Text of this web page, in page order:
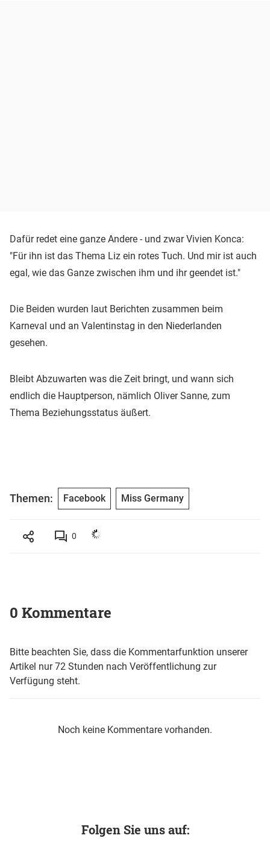
Dafür redet eine ganze Andere - und zwar Vivien Konca:
"Für ihn ist das Thema Liz ein rotes Tuch. Und mir ist auch
egal, wie das Ganze zwischen ihm und ihr geendet ist."
Die Beiden wurden laut Berichten zusammen beim
Karneval und an Valentinstag in den Niederlanden
gesehen.
Bleibt Abzuwarten was die Zeit bringt, und wann sich
endlich die Hauptperson, nämlich Oliver Sanne, zum
Thema Beziehungsstatus äußert.
Themen: Facebook Miss Germany
0
0 Kommentare
Bitte beachten Sie, dass die Kommentarfunktion unserer
Artikel nur 72 Stunden nach Veröffentlichung zur
Verfügung steht.
Noch keine Kommentare vorhanden.
Folgen Sie uns auf: